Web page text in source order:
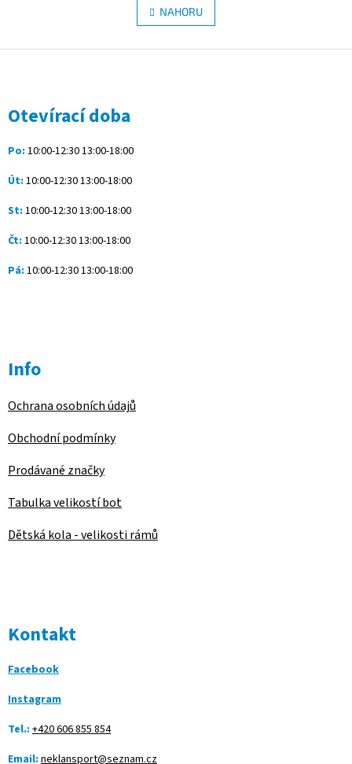
l
á
n
k
v
NAHORU
Otevírací doba
Po: 10:00-12:30 13:00-18:00
Út: 10:00-12:30 13:00-18:00
St: 10:00-12:30 13:00-18:00
Čt: 10:00-12:30 13:00-18:00
Pá: 10:00-12:30 13:00-18:00
Info
Ochrana osobních údajů
Obchodní podmínky
Prodávané značky
Tabulka velikostí bot
Dětská kola - velikosti rámů
Kontakt
Facebook
Instagram
Tel.: +420 606 855 854
Email: neklansport@seznam.cz